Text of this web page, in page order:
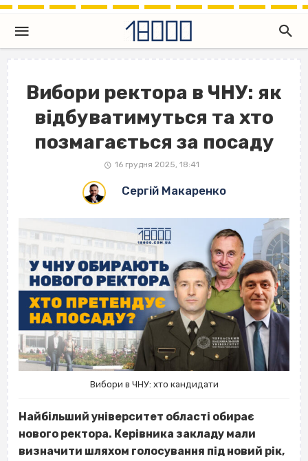
Вибори ректора в ЧНУ: як
відбуватимуться та хто
позмагається за посаду
16 грудня 2025, 18:41
Сергій Макаренко
Вибори в ЧНУ: хто кандидати
Найбільший університет області обирає
нового ректора. Керівника закладу мали
визначити шляхом голосування під новий рік,